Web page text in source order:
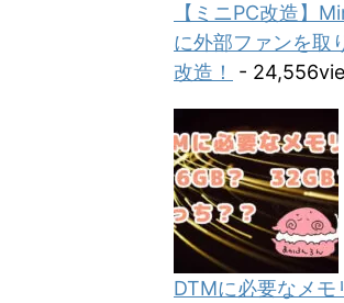
【ミニPC改造】
に外部ファンを取
改造！
-
DTMに必要なメ